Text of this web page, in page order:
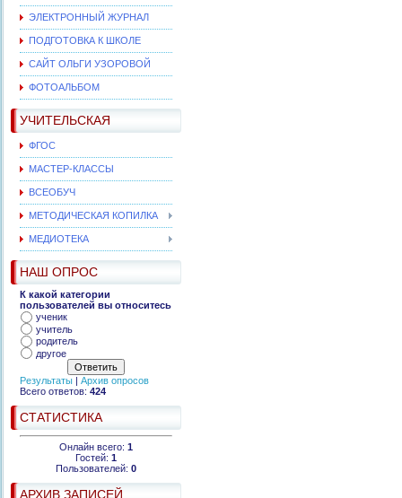
ЭЛЕКТРОННЫЙ ЖУРНАЛ
ПОДГОТОВКА К ШКОЛЕ
САЙТ ОЛЬГИ УЗОРОВОЙ
ФОТОАЛЬБОМ
УЧИТЕЛЬСКАЯ
ФГОС
МАСТЕР-КЛАССЫ
ВСЕОБУЧ
МЕТОДИЧЕСКАЯ КОПИЛКА
МЕДИОТЕКА
НАШ ОПРОС
К какой категории
пользователей вы относитесь
ученик
учитель
родитель
другое
Результаты
Архив опросов
Всего ответов: 424
СТАТИСТИКА
Онлайн всего: 1
Гостей: 1
Пользователей: 0
АРХИВ ЗАПИСЕЙ